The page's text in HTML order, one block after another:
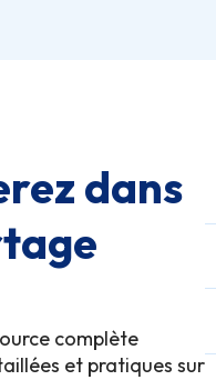
dans
complète
et pratiques sur